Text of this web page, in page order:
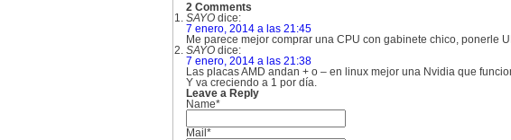
2 Comments
SAYO dice:
7 enero, 2014 a las 21:45
Me parece mejor comprar una CPU con gabinete chico, ponerle
SAYO dice:
7 enero, 2014 a las 21:38
Las placas AMD andan + o – en linux mejor una Nvidia que
Y va creciendo a 1 por día.
Leave a Reply
Name*
Mail*